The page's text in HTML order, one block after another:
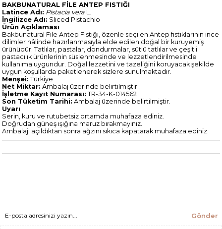
BAKBUNATURAL FİLE ANTEP FISTIĞI
Latince Adı: Pistacia vera L.
İngilizce Adı: Sliced Pistachio
Ürün Açıklaması
Bakbunatural File Antep Fıstığı, özenle seçilen Antep fıstıklarının ince
dilimler hâlinde hazırlanmasıyla elde edilen doğal bir kuruyemiş
ürünüdür. Tatlılar, pastalar, dondurmalar, sütlü tatlılar ve çeşitli
pastacılık ürünlerinin süslenmesinde ve lezzetlendirilmesinde
kullanıma uygundur. Doğal lezzetini ve tazeliğini koruyacak şekilde
uygun koşullarda paketlenerek sizlere sunulmaktadır.
Menşei: Türkiye
Net Miktar: Ambalaj üzerinde belirtilmiştir.
İşletme Kayıt Numarası: TR-34-K-014562
Son Tüketim Tarihi: Ambalaj üzerinde belirtilmiştir.
Uyarı
Serin, kuru ve rutubetsiz ortamda muhafaza ediniz.
Doğrudan güneş ışığına maruz bırakmayınız.
Ambalajı açıldıktan sonra ağzını sıkıca kapatarak muhafaza ediniz.
Gönder